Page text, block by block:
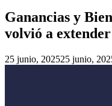
Ganancias y
volvió a
25 junio, 202525 junio,